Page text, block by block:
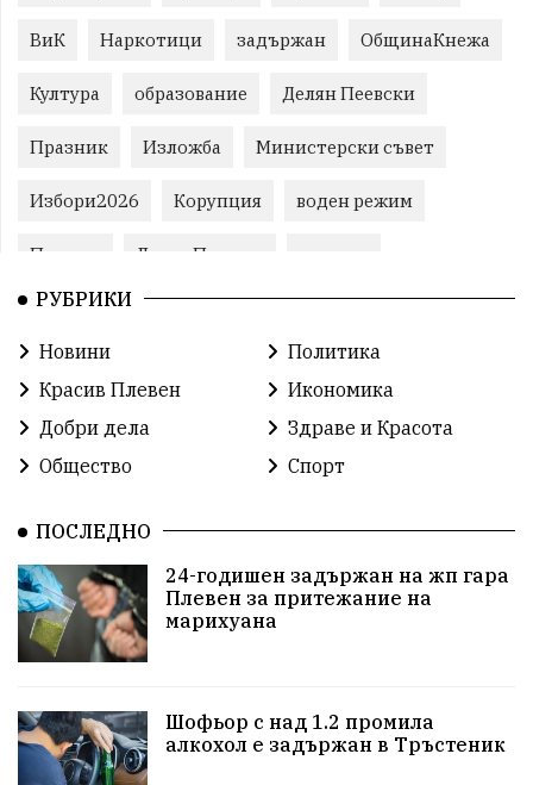
ВиК Наркотици задържан ОбщинаКнежа
Култура образование Делян Пеевски
Празник Изложба Министерски съвет
Избори2026 Корупция воден режим
Пожари ЛетниПожари
ОбластПлевен
Красив Плевен МВР
благотворителност Илияна Йотова
Общински съвет Общество Икономика
Ивелин Михайлов
здравеопазване концерт задържани
Бойко Борисов ПрогнозаЗаВремето
протести водоснабдяване Левски
РУБРИКИ
Новини
Политика
Красив Плевен
Икономика
Добри дела
Здраве и Красота
Общество
Спорт
ПОСЛЕДНО
24-годишен задържан на жп гара
Плевен за притежание на
марихуана
Шофьор с над 1.2 промила
алкохол е задържан в Тръстеник